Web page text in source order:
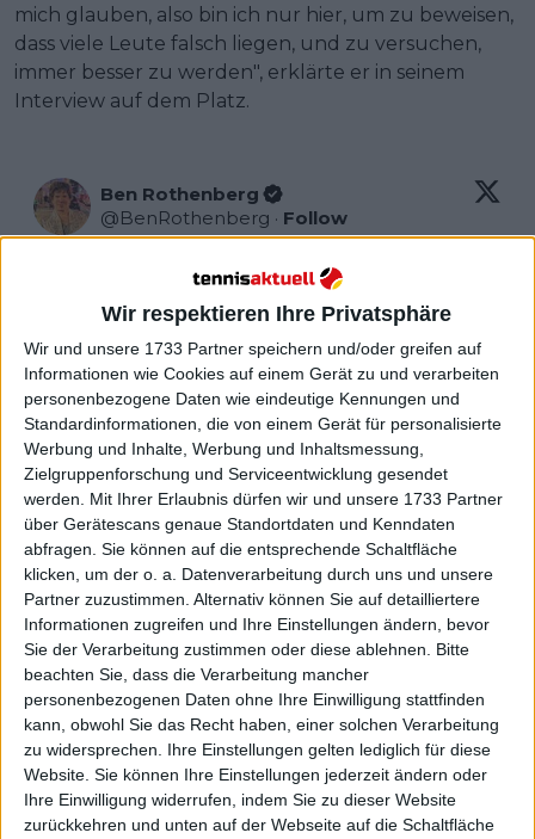
Wir respektieren Ihre Privatsphäre
Wir und unsere 1733 Partner speichern und/oder greifen auf
Informationen wie Cookies auf einem Gerät zu und verarbeiten
personenbezogene Daten wie eindeutige Kennungen und
Standardinformationen, die von einem Gerät für personalisierte
Werbung und Inhalte, Werbung und Inhaltsmessung,
Zielgruppenforschung und Serviceentwicklung gesendet
werden.
Mit Ihrer Erlaubnis dürfen wir und unsere 1733 Partner
über Gerätescans genaue Standortdaten und Kenndaten
abfragen. Sie können auf die entsprechende Schaltfläche
klicken, um der o. a. Datenverarbeitung durch uns und unsere
Partner zuzustimmen. Alternativ können Sie auf detailliertere
Informationen zugreifen und Ihre Einstellungen ändern, bevor
Sie der Verarbeitung zustimmen oder diese ablehnen.
Bitte
beachten Sie, dass die Verarbeitung mancher
personenbezogenen Daten ohne Ihre Einwilligung stattfinden
kann, obwohl Sie das Recht haben, einer solchen Verarbeitung
zu widersprechen. Ihre Einstellungen gelten lediglich für diese
Website. Sie können Ihre Einstellungen jederzeit ändern oder
Ihre Einwilligung widerrufen, indem Sie zu dieser Website
zurückkehren und unten auf der Webseite auf die Schaltfläche
mich glauben, also bin ich nur hier, um zu beweisen,
dass viele Leute falsch liegen, und zu versuchen,
immer besser zu werden", erklärte er in seinem
Interview auf dem Platz.
Ben Rothenberg
@BenRothenberg · Follow
Alex de Minaur has been surging and is
on his way into the Top 10, but still, this
is not a result I expected to wake up to.
A hiccup for #1 Novak Djokovic heading
into Melbourne, where he’s been the
overwhelming #AusOpen favorite.
Watch on X